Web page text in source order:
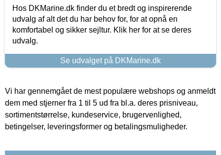
Hos DKMarine.dk finder du et bredt og inspirerende
udvalg af alt det du har behov for, for at opnå en
komfortabel og sikker sejltur. Klik her for at se deres
udvalg.
Se udvalget på DKMarine.dk
Vi har gennemgået de mest populære webshops og anmeldt
dem med stjerner fra 1 til 5 ud fra bl.a. deres prisniveau,
sortimentstørrelse, kundeservice, brugervenlighed,
betingelser, leveringsformer og betalingsmuligheder.